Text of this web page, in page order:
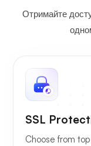
Отримайте
SSL
Choose from